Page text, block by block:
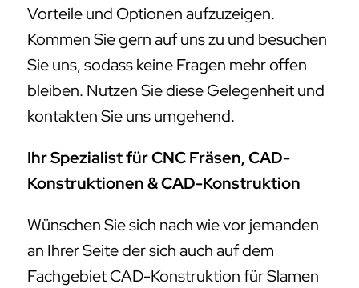
Vorteile und Optionen aufzuzeigen.
Kommen Sie gern auf uns zu und besuchen
Sie uns, sodass keine Fragen mehr offen
bleiben. Nutzen Sie diese Gelegenheit und
kontakten Sie uns umgehend.
Ihr Spezialist für CNC Fräsen, CAD-
Konstruktionen & CAD-Konstruktion
Wünschen Sie sich nach wie vor jemanden
an Ihrer Seite der sich auch auf dem
Fachgebiet CAD-Konstruktion für Slamen